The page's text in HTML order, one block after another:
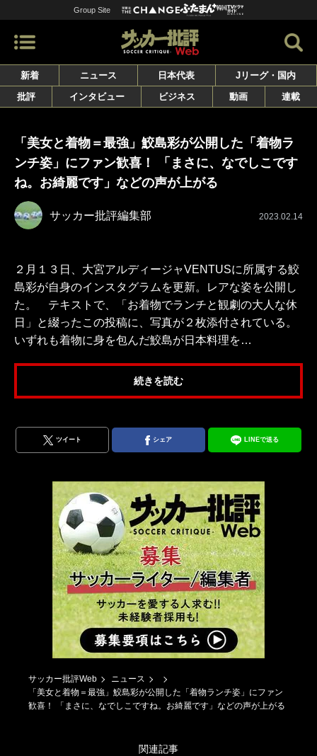
Group Site
新着 ニュース 日本代表
Jリーグ・国内
批評
インタビュー ビジネス 動画 連載
「美女と着物＝最強」鮫島彩が公開した「着物ラ
ンチ姿」にファン歓喜！ 「まさに、なでしこです
ね。お綺麗です」などの声が上がる
サッカー批評編集部 2023.02.14
２月１３日、大宮アルディージャVENTUSに所属する鮫
島彩が自身のインスタグラムを更新。レアな姿を公開し
た。 テキストで、「お着物でランチと観劇の大人な休
日」と綴ったこの投稿に、写真が２枚添付されている。
いずれも着物に身を包んだ鮫島が日本料理を…
続きを読む
ツイート シェア LINEで送る
サッカー批評Web
ニュース
「美女と着物＝最強」鮫島彩が公開した「着物ランチ姿」にファン
歓喜！ 「まさに、なでしこですね。お綺麗です」などの声が上がる
関連記事